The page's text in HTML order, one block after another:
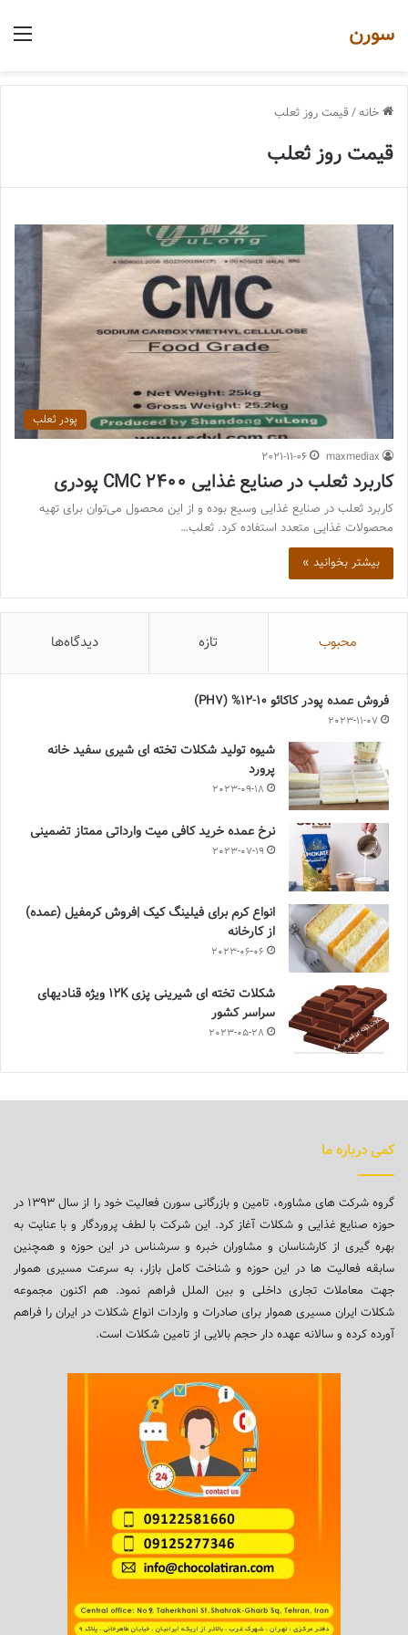
سورن
خانه/ قیمت روز ثعلب
قیمت روز ثعلب
پودر ثعلب
maxmediax
2021-11-06
کاربرد ثعلب در صنایع غذایی CMC 2400 پودری
کاربرد ثعلب در صنایع غذایی وسیع بوده و از این محصول می‌توان برای تهیه
محصولات غذایی متعدد استفاده کرد. ثعلب…
بیشتر بخوانید »
محبوب تازه دیدگاه‌ها
فروش عمده پودر کاکائو 10-12% (PH7)
2023-11-07
شیوه تولید شکلات تخته ای شیری سفید خانه
پرورد
2023-09-18
نرخ عمده خرید کافی میت وارداتی ممتاز تضمینی
2023-07-19
انواع کرم برای فیلینگ کیک |فروش کرمفیل (عمده)
از کارخانه
2023-06-06
شکلات تخته ای شیرینی پزی 12K ویژه قنادیهای
سراسر کشور
2023-05-28
کمی درباره ما
گروه شرکت های مشاوره، تامین و بازرگانی سورن فعالیت خود را از سال ۱۳۹۳ در
حوزه صنایع غذایی و شکلات آغاز کرد. این شرکت با لطف پروردگار و با عنایت به
بهره گیری از کارشناسان و مشاوران خبره و سرشناس در این حوزه و همچنین
سابقه فعالیت ها در این حوزه و شناخت کامل بازار، به سرعت مسیری هموار
جهت معاملات تجاری داخلی و بین الملل فراهم نمود. هم اکنون مجموعه
شکلات ایران مسیری هموار برای صادرات و واردات انواع شکلات در ایران را فراهم
آورده کرده و سالانه عهده دار حجم بالایی از تامین شکلات است.